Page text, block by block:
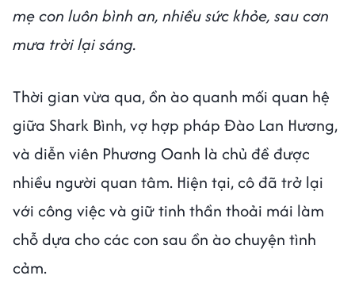
mẹ con luôn bình an, nhiều sức khỏe, sau cơn
mưa trời lại sáng.
Thời gian vừa qua, ồn ào quanh mối quan hệ
giữa Shark Bình, vợ hợp pháp Đào Lan Hương,
và diễn viên Phương Oanh là chủ đề được
nhiều người quan tâm. Hiện tại, cô đã trở lại
với công việc và giữ tinh thần thoải mái làm
chỗ dựa cho các con sau ồn ào chuyện tình
cảm.